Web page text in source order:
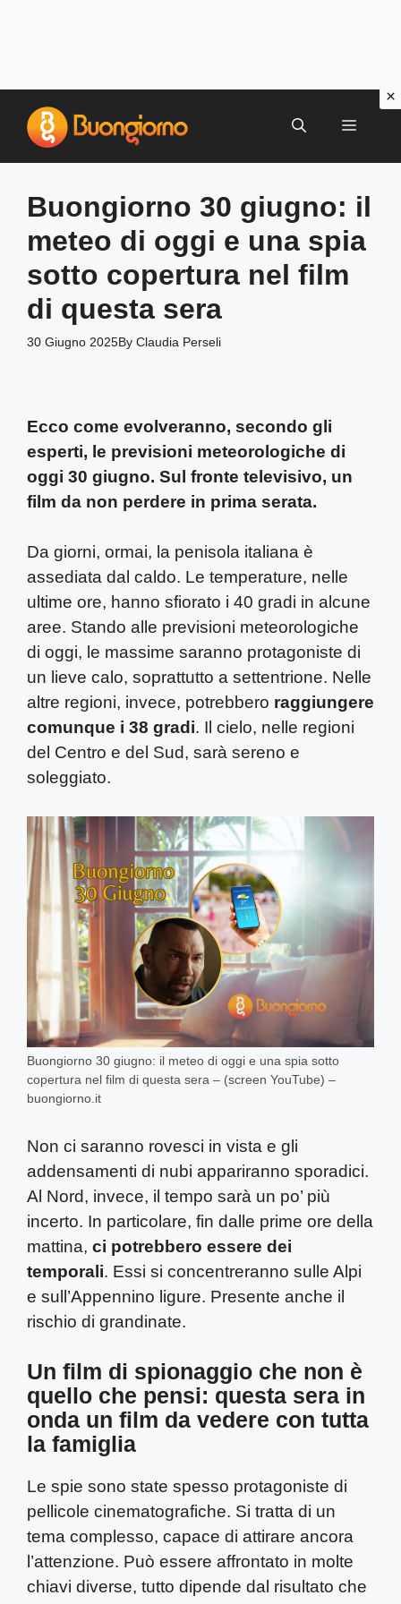
contenuto
MENU
Buongiorno 30 giugno: il
meteo di oggi e una spia
sotto copertura nel film
di questa sera
30 Giugno 2025By Claudia Perseli
Ecco come evolveranno, secondo gli
esperti, le previsioni meteorologiche di
oggi 30 giugno. Sul fronte televisivo, un
film da non perdere in prima serata.
Da giorni, ormai, la penisola italiana è
assediata dal caldo. Le temperature, nelle
ultime ore, hanno sfiorato i 40 gradi in alcune
aree. Stando alle previsioni meteorologiche
di oggi, le massime saranno protagoniste di
un lieve calo, soprattutto a settentrione. Nelle
altre regioni, invece, potrebbero raggiungere
comunque i 38 gradi. Il cielo, nelle regioni
del Centro e del Sud, sarà sereno e
soleggiato.
Buongiorno 30 giugno: il meteo di oggi e una spia sotto
copertura nel film di questa sera – (screen YouTube) –
buongiorno.it
Non ci saranno rovesci in vista e gli
addensamenti di nubi appariranno sporadici.
Al Nord, invece, il tempo sarà un po’ più
incerto. In particolare, fin dalle prime ore della
mattina, ci potrebbero essere dei
temporali. Essi si concentreranno sulle Alpi
e sull’Appennino ligure. Presente anche il
rischio di grandinate.
Un film di spionaggio che non è
quello che pensi: questa sera in
onda un film da vedere con tutta
la famiglia
Le spie sono state spesso protagoniste di
pellicole cinematografiche. Si tratta di un
tema complesso, capace di attirare ancora
l’attenzione. Può essere affrontato in molte
chiavi diverse, tutto dipende dal risultato che